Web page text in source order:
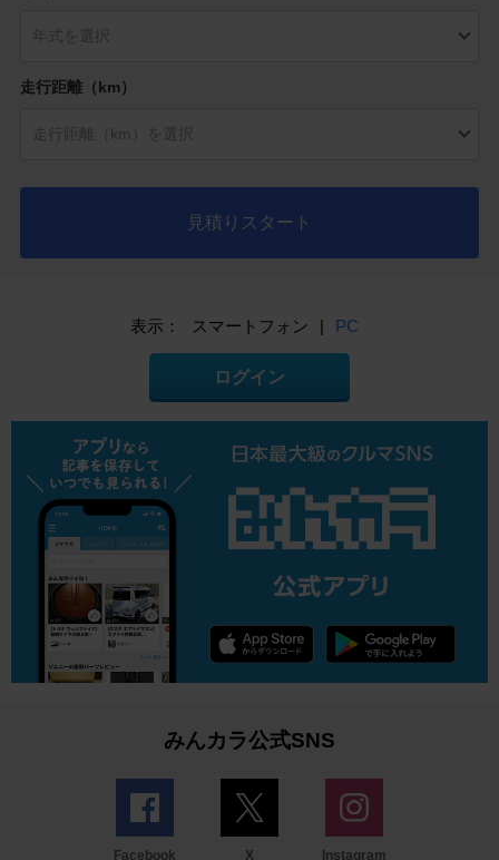
走行距離（km）
見積りスタート
表示： スマートフォン | PC
ログイン
みんカラ公式SNS
Facebook X Instagram